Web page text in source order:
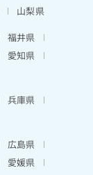
山梨県
福井県
愛知県
兵庫県
広島県
愛媛県